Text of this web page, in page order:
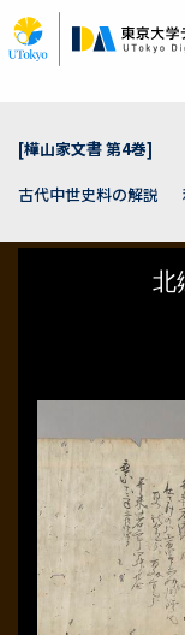
イ
ン
[樺山家文書 第4巻]
古代中世史料の解説